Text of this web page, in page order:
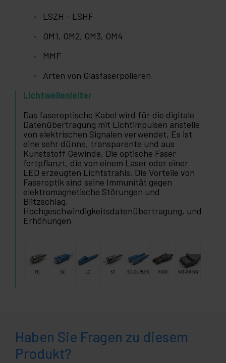
LSZH - LSHF
OM1, OM2, OM3, OM4
MMF
Arten von Glasfaserpolieren
Lichtwellenleiter
Das faseroptische Kabel wird für die digitale
Datenübertragung mit Lichtimpulsen anstelle
von elektrischen Signalen verwendet. Es ist
eine sehr dünne, transparente und aus
Kunststoff Gewinde. Die optische Faser
fortpflanzt, die von einem Laser oder einer
LED erzeugten Lichtstrahls. Die Vorteile von
Faseroptik sind seine Immunität gegen
elektromagnetische Störungen und
Blitzschlag,
Hochgeschwindigkeitsdatenübertragung, und
Erhöhungen
Haben Sie Fragen zu diesem
Produkt?